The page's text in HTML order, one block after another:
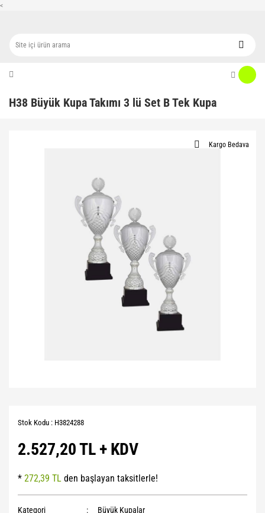
<
H38 Büyük Kupa Takımı 3 lü Set B Tek Kupa
Kargo Bedava
Stok Kodu : H3824288
2.527,20 TL + KDV
* 272,39 TL den başlayan taksitlerle!
Kategori
Büyük Kupalar